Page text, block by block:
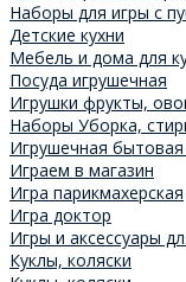
Наборы для игры с
Детские кухни
Мебель и дома для
Посуда игрушечная
Игрушки фрукты,
Наборы Уборка,
Игрушечная бытовая
Играем в магазин
Игра парикмахерская
Игра доктор
Игры и аксессуары
Куклы, коляски